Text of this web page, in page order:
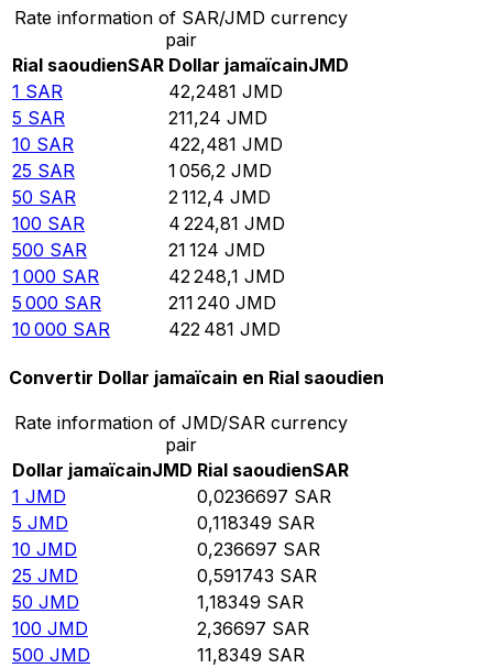
Rate information of SAR/JMD currency
pair
Rial saoudienSAR Dollar jamaïcainJMD
1 SAR 42,2481 JMD
5 SAR 211,24 JMD
10 SAR 422,481 JMD
25 SAR 1 056,2 JMD
50 SAR 2 112,4 JMD
100 SAR 4 224,81 JMD
500 SAR 21 124 JMD
1 000 SAR 42 248,1 JMD
5 000 SAR 211 240 JMD
10 000 SAR 422 481 JMD
Convertir Dollar jamaïcain en Rial saoudien
Rate information of JMD/SAR currency
pair
Dollar jamaïcainJMD Rial saoudienSAR
1 JMD 0,0236697 SAR
5 JMD 0,118349 SAR
10 JMD 0,236697 SAR
25 JMD 0,591743 SAR
50 JMD 1,18349 SAR
100 JMD 2,36697 SAR
500 JMD 11,8349 SAR